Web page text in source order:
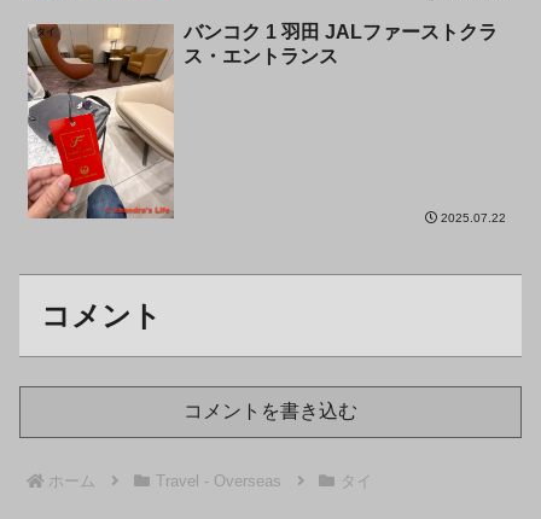
タイ
バンコク 1 羽田 JALファーストクラ
ス・エントランス
2025.07.22
コメント
コメントを書き込む
ホーム Travel - Overseas タイ